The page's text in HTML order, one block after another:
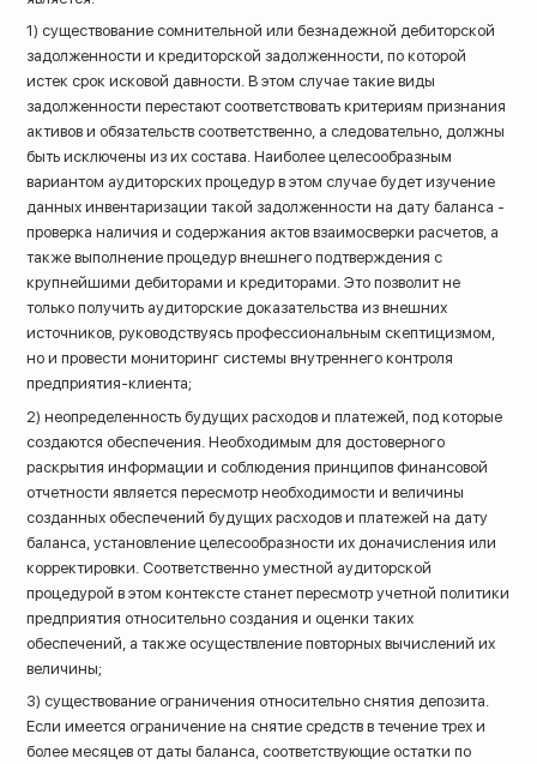
1) существование сомнительной или безнадежной дебиторской
задолженности и кредиторской задолженности, по которой
истек срок исковой давности. В этом случае такие виды
задолженности перестают соответствовать критериям признания
активов и обязательств соответственно, а следовательно, должны
быть исключены из их состава. Наиболее целесообразным
вариантом аудиторских процедур в этом случае будет изучение
данных инвентаризации такой задолженности на дату баланса -
проверка наличия и содержания актов взаимосверки расчетов, а
также выполнение процедур внешнего подтверждения с
крупнейшими дебиторами и кредиторами. Это позволит не
только получить аудиторские доказательства из внешних
источников, руководствуясь профессиональным скептицизмом,
но и провести мониторинг системы внутреннего контроля
предприятия-клиента;
2) неопределенность будущих расходов и платежей, под которые
создаются обеспечения. Необходимым для достоверного
раскрытия информации и соблюдения принципов финансовой
отчетности является пересмотр необходимости и величины
созданных обеспечений будущих расходов и платежей на дату
баланса, установление целесообразности их доначисления или
корректировки. Соответственно уместной аудиторской
процедурой в этом контексте станет пересмотр учетной политики
предприятия относительно создания и оценки таких
обеспечений, а также осуществление повторных вычислений их
величины;
3) существование ограничения относительно снятия депозита.
Если имеется ограничение на снятие средств в течение трех и
более месяцев от даты баланса, соответствующие остатки по